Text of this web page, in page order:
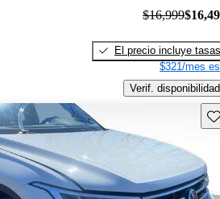
$16,999
El precio incluye tasas
$321/mes
Verif. disponibilidad